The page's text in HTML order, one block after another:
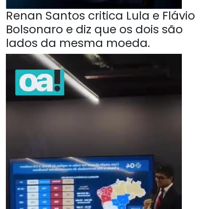
Renan Santos critica Lula e Flávio
Bolsonaro e diz que os dois são
lados da mesma moeda.